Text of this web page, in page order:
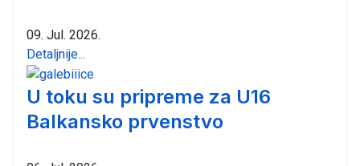
09. Jul. 2026.
Detaljnije...
U toku su pripreme za U16
Balkansko prvenstvo